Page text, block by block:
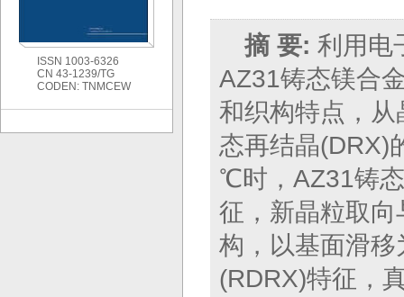
摘 要: 利用电
AZ31铸态镁合
和织构特点，
态再结晶(DRX)
℃时，AZ31铸
征，新晶粒取
构，以基面滑
(RDRX)特征，
ISSN 1003-6326
CN 43-1239/TG
CODEN: TNMCEW